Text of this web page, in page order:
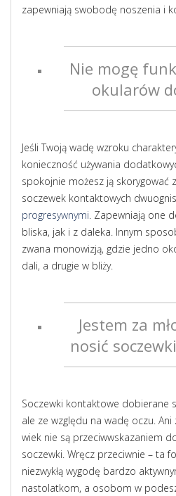
zapewniają swobodę noszenia i
Nie mogę
okularów
Jeśli Twoją wadę wzroku
konieczność używania
spokojnie możesz ją skorygować
soczewek kontaktowych
progresywnymi. Zapewniają one
bliska, jak i z daleka. Innym
zwana monowizją, gdzie jedno
dali, a drugie w bliży.
Jestem za
nosić
Soczewki kontaktowe dobierane
ale ze względu na wadę oczu. Ani
wiek nie są przeciwwskazaniem
soczewki. Wręcz przeciwnie – ta
niezwykłą wygodę bardzo
nastolatkom, a osobom w